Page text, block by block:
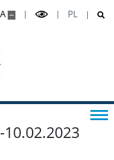
A PL